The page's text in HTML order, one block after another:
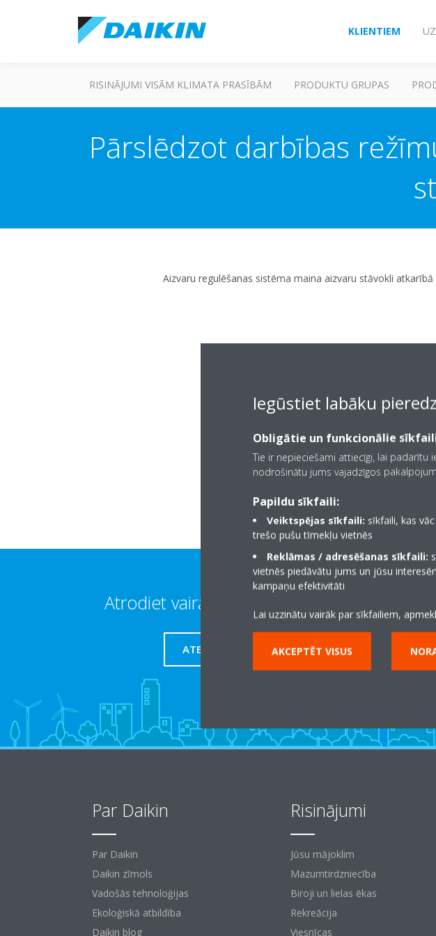
KLIENTIEM
RISINĀJUMI VISĀM KLIMATA PRASĪBĀM PRODUKTU GRUPAS
Pārslēdzot darbības
Aizvaru regulēšanas sistēma maina aizvaru stāvokli
Atrodiet vairāk informācijas
ATBALSTS
Par Daikin
Par Daikin
Daikin zīmols
Vadošās tehnoloģijas
Ekoloģiskā atbildība
Daikin blog
Risinājumi
Jūsu mājoklim
Mazumtirdzniecība
Biroji un lielas ēkas
Rekreācija
Viesnīcas
Iegūstiet labāku
Obligātie un funkcionālie
Tie ir nepieciešami attiecīgi, lai padarītu
nodrošinātu jums vajadzīgos
Papildu sīkfaili:
Veiktspējas sīkfaili: sīkfaili, kas
trešo pušu tīmekļu vietnēs
Reklāmas / adresēšanas sīkfaili:
vietnēs piedāvātu jums un jūsu
kampaņu efektivitāti
Lai uzzinātu vairāk par sīkfailiem,
AKCEPTĒT VISUS